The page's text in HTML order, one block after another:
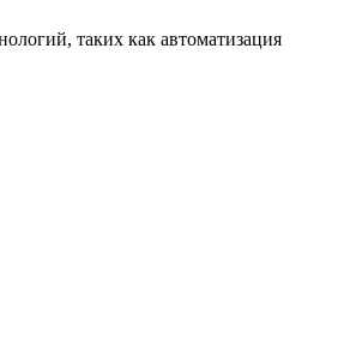
таких как автоматизация